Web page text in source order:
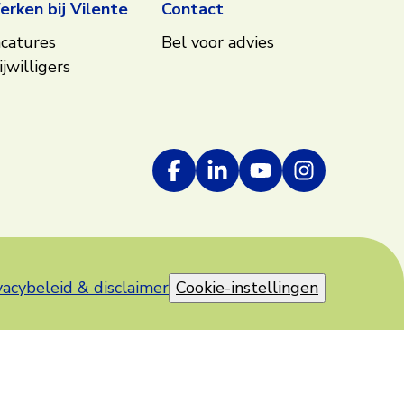
bij Vilente
Contact
Bel voor advies
& disclaimer Cookie-instellingen